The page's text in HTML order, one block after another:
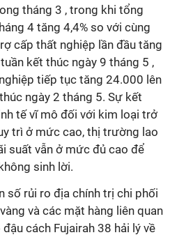
tháng 3 , trong khi tổng
4 tăng 4,4% so với cùng
cấp thất nghiệp lần đầu tăng
kết thúc ngày 9 tháng 5 ,
tiếp tục tăng 24.000 lên
ngày 2 tháng 5. Sự kết
tế vĩ mô đối với kim loại trở
trì ở mức cao, thị trường lao
suất vẫn ở mức đủ cao để
sinh lời.
số rủi ro địa chính trị chi phối
và các mặt hàng liên quan
cách Fujairah 38 hải lý về